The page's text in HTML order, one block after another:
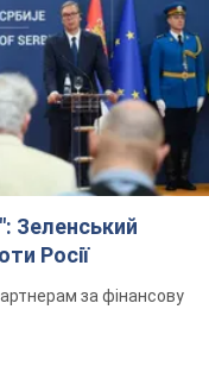
Зеленський
Росії
за фінансову